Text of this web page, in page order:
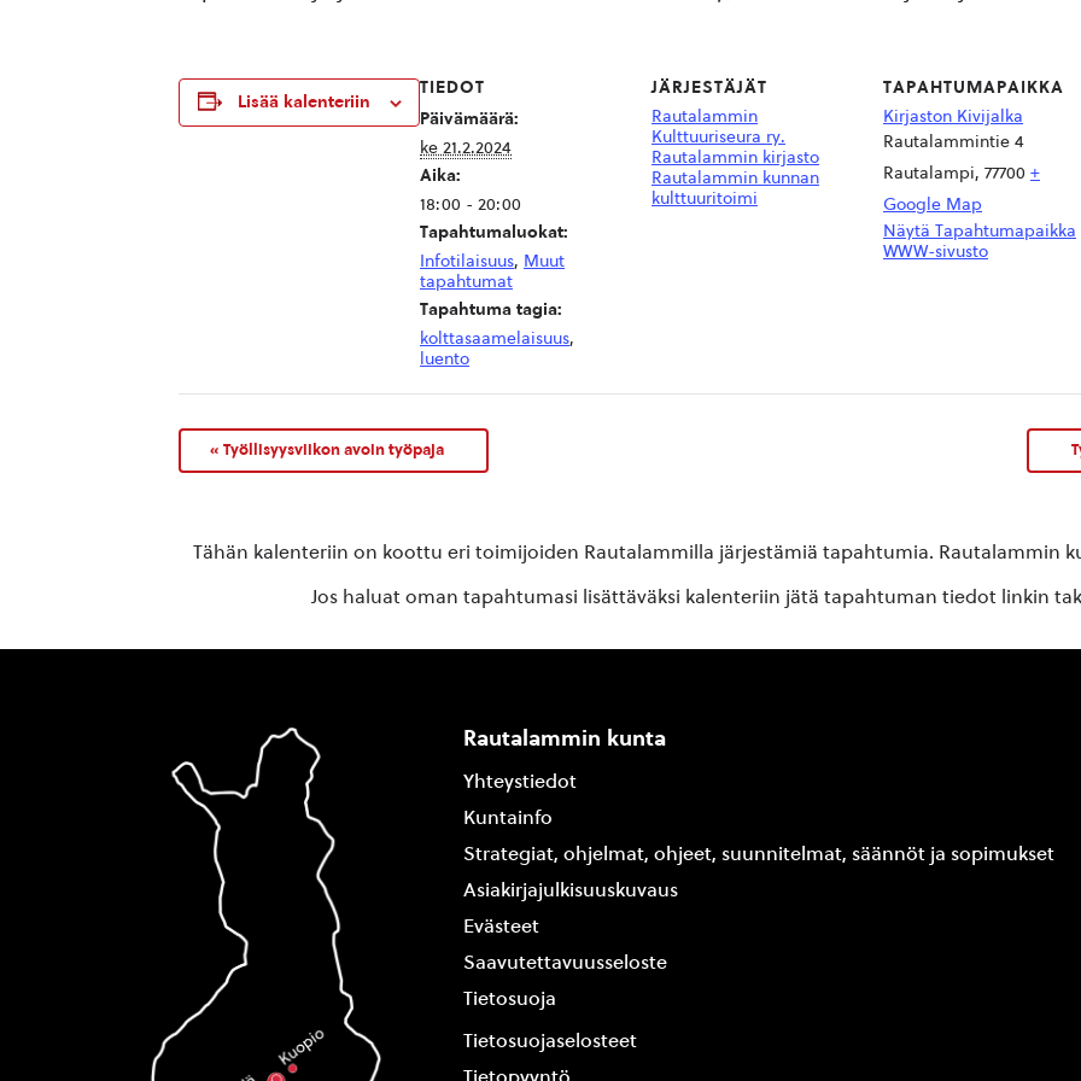
Lisää kalenteriin
TIEDOT
Päivämäärä:
ke 21.2.2024
Aika:
18:00 - 20:00
Tapahtumaluokat:
Infotilaisuus, Muut
tapahtumat
Tapahtuma tagia:
kolttasaamelaisuus,
luento
JÄRJESTÄJÄT
Rautalammin
Kulttuuriseura ry.
Rautalammin kirjasto
Rautalammin kunnan
kulttuuritoimi
TAPAHTUMAPAIKKA
Kirjaston Kivijalka
Rautalammintie 4
Rautalampi, 77700 +
Google Map
Näytä Tapahtumapaikka
WWW-sivusto
« Työllisyysviikon avoin työpaja
Tähän kalenteriin on koottu eri toimijoiden Rautalammilla järjestämiä tapahtumia. Rautalammin
Jos haluat oman tapahtumasi lisättäväksi kalenteriin jätä tapahtuman tiedot linkin
Rautalammin kunta
Yhteystiedot
Kuntainfo
Strategiat, ohjelmat, ohjeet, suunnitelmat, säännöt ja sopimukset
Asiakirjajulkisuuskuvaus
Evästeet
Saavutettavuusseloste
Tietosuoja
Tietosuojaselosteet